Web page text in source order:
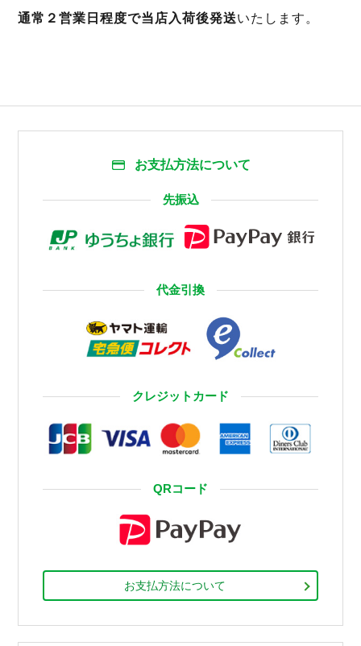
通常２営業日程度で当店入荷後発送いたします。
お支払方法について
先振込
代金引換
クレジットカード
QRコード
お支払方法について